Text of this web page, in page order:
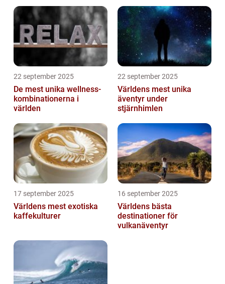
22 september 2025
De mest unika wellness-
kombinationerna i
världen
22 september 2025
Världens mest unika
äventyr under
stjärnhimlen
17 september 2025
Världens mest exotiska
kaffekulturer
16 september 2025
Världens bästa
destinationer för
vulkanäventyr